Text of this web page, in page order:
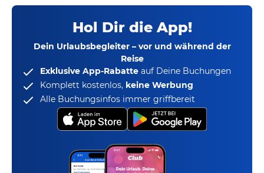
Hol Dir die App!
Dein Urlaubsbegleiter – vor und während der
Reise
Exklusive App-Rabatte auf Deine Buchungen
Komplett kostenlos, keine Werbung
Alle Buchungsinfos immer griffbereit